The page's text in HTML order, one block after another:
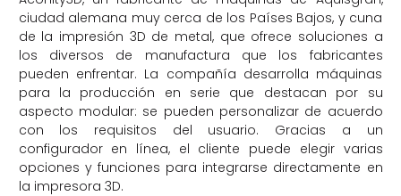
ciudad alemana muy cerca de los Países Bajos, y cuna
de la impresión 3D de metal, que ofrece soluciones a
los diversos de manufactura que los fabricantes
pueden enfrentar. La compañía desarrolla máquinas
para la producción en serie que destacan por su
aspecto modular: se pueden personalizar de acuerdo
con los requisitos del usuario. Gracias a un
configurador en línea, el cliente puede elegir varias
opciones y funciones para integrarse directamente en
la impresora 3D.